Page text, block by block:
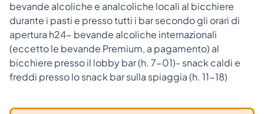
bevande alcoliche e analcoliche locali al bicchiere
durante i pasti e presso tutti i bar secondo gli orari di
apertura h24- bevande alcoliche internazionali
(eccetto le bevande Premium, a pagamento) al
bicchiere presso il lobby bar (h. 7-01)- snack caldi e
freddi presso lo snack bar sulla spiaggia (h. 11-18)